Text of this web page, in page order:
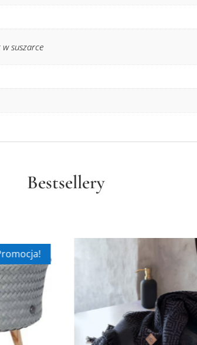
suszarce
Bestsellery